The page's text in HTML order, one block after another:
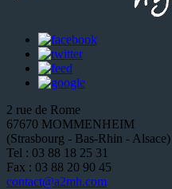
2 rue de Rome
67670 MOMMENHEIM
(Strasbourg - Bas-Rhin - Alsace)
Tel : 03 88 18 25 31
Fax : 03 88 20 90 45
contact@a2mh.com